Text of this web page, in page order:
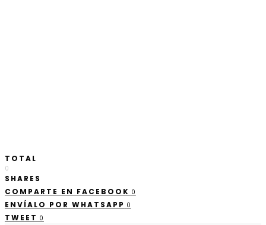
TOTAL
0
SHARES
COMPARTE EN FACEBOOK 0
ENVÍALO POR WHATSAPP 0
TWEET 0